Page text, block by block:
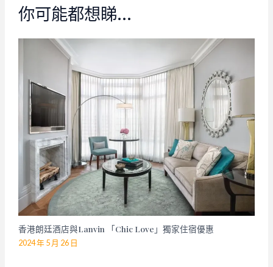
你可能都想睇…
香港朗廷酒店與Lanvin 「Chic Love」獨家住宿優惠
2024 年 5 月 26 日